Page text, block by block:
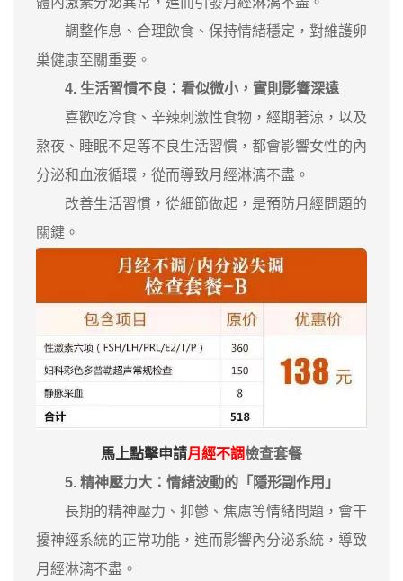
調整作息、合理飲食、保持情緒穩定，對維護卵
巢健康至關重要。
4. ‌生活習慣不良：看似微小，實則影響深遠‌
喜歡吃冷食、辛辣刺激性食物，經期著涼，以及
熬夜、睡眠不足等不良生活習慣，都會影響女性的內
分泌和血液循環，從而導致月經淋漓不盡。
改善生活習慣，從細節做起，是預防月經問題的
關鍵。
馬上點擊申請月經不調檢查套餐
5. ‌精神壓力大：情緒波動的「隱形副作用」‌
長期的精神壓力、抑鬱、焦慮等情緒問題，會干
擾神經系統的正常功能，進而影響內分泌系統，導致
月經淋漓不盡。